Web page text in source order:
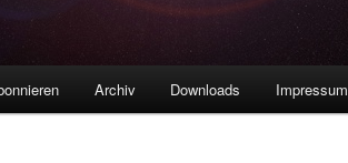
Archiv Downloads Impressum